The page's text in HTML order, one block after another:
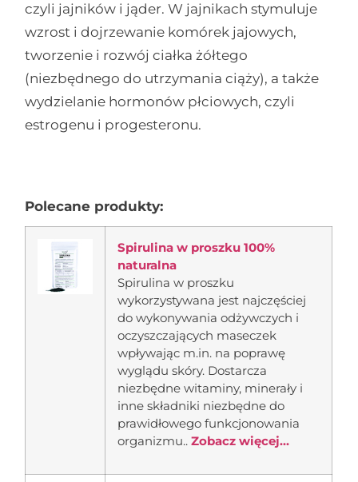
czyli jajników i jąder. W jajnikach stymuluje
wzrost i dojrzewanie komórek jajowych,
tworzenie i rozwój ciałka żółtego
(niezbędnego do utrzymania ciąży), a także
wydzielanie hormonów płciowych, czyli
estrogenu i progesteronu.
Polecane produkty:
Spirulina w proszku 100%
naturalna
Spirulina w proszku
wykorzystywana jest najczęściej
do wykonywania odżywczych i
oczyszczających maseczek
wpływając m.in. na poprawę
wyglądu skóry. Dostarcza
niezbędne witaminy, minerały i
inne składniki niezbędne do
prawidłowego funkcjonowania
organizmu..Zobacz więcej...